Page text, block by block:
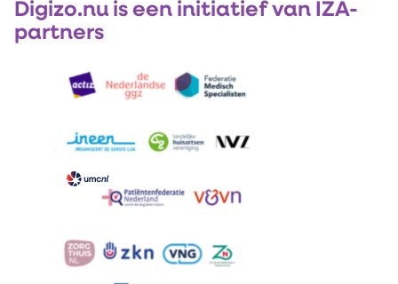
Digizo.nu is een initiatief van IZA-
partners